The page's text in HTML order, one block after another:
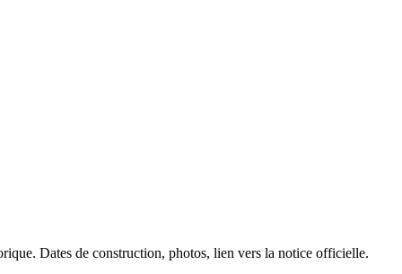
Dates de construction, photos, lien vers la notice officielle.